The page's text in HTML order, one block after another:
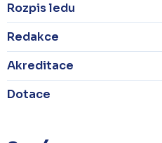
Rozpis ledu
Redakce
Akreditace
Dotace